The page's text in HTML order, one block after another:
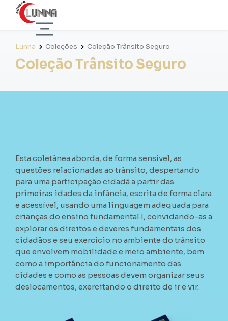
Lunna Coleções Coleção Trânsito Seguro
Coleção Trânsito Seguro
Esta coletânea aborda, de forma sensível, as
questões relacionadas ao trânsito, despertando
para uma participação cidadã a partir das
primeiras idades da infância, escrita de forma clara
e acessível, usando uma linguagem adequada para
crianças do ensino fundamental I, convidando-as a
explorar os direitos e deveres fundamentais dos
cidadãos e seu exercício no ambiente do trânsito
que envolvem mobilidade e meio ambiente, bem
como a importância do funcionamento das
cidades e como as pessoas devem organizar seus
deslocamentos, exercitando o direito de ir e vir.